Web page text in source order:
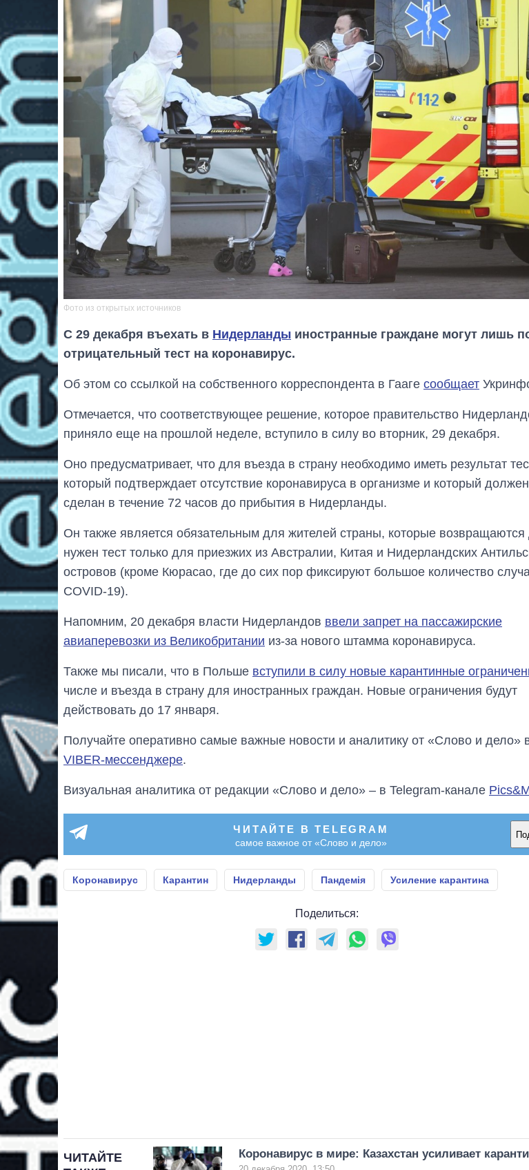
Фото из открытых источников
С 29 декабря въехать в Нидерланды иностранные граждане могут лишь
отрицательный тест на коронавирус.
Об этом со ссылкой на собственного корреспондента в Гааге сообщает
Отмечается, что соответствующее решение, которое правительство
приняло еще на прошлой неделе, вступило в силу во вторник, 29 декабря.
Оно предусматривает, что для въезда в страну необходимо иметь результат
который подтверждает отсутствие коронавируса в организме и который
сделан в течение 72 часов до прибытия в Нидерланды.
Он также является обязательным для жителей страны, которые
нужен тест только для приезжих из Австралии, Китая и Нидерландских
островов (кроме Кюрасао, где до сих пор фиксируют большое количество
COVID-19).
Напомним, 20 декабря власти Нидерландов ввели запрет на пассажирские
авиаперевозки из Великобритании из-за нового штамма коронавируса.
Также мы писали, что в Польше вступили в силу новые карантинные
числе и въезда в страну для иностранных граждан. Новые ограничения будут
действовать до 17 января.
Получайте оперативно самые важные новости и аналитику от «Слово и дело»
VIBER-мессенджере.
Визуальная аналитика от редакции «Слово и дело» – в Telegram-канале
ЧИТАЙТЕ В TELEGRAM
самое важное от «Слово и дело»
Коронавирус Карантин Нидерланды Пандемія Усиление карантина
Поделиться:
ЧИТАЙТЕ
Коронавирус в мире: Казахстан усиливает
аспирантуру